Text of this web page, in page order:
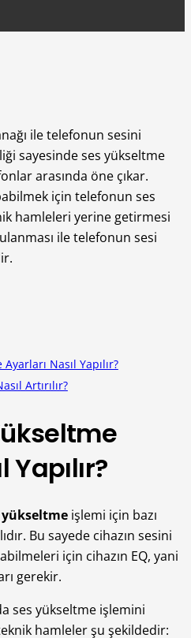
ile telefonun sesini
sayesinde ses yükseltme
arasında öne çıkar.
için telefonun ses
hamleleri yerine getirmesi
ile telefonun sesi
Nasıl Yapılır?
Artırılır?
Yapılır?
yükseltme işlemi için bazı
Bu sayede cihazın sesini
için cihazın EQ, yani
gerekir.
ses yükseltme işlemini
hamleler şu şekildedir: